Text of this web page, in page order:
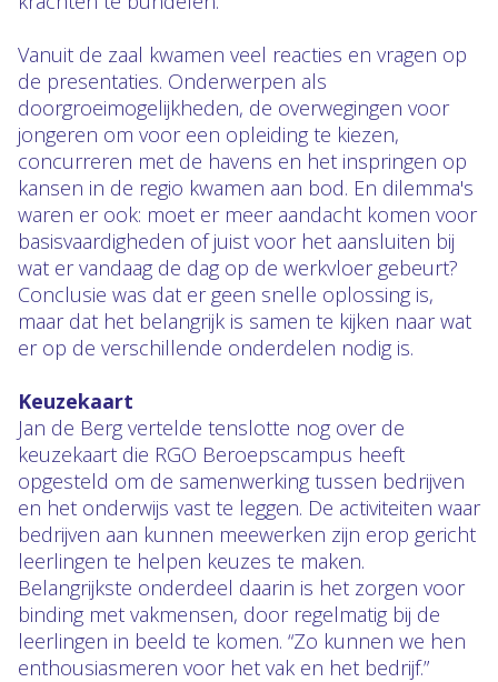
Vanuit de zaal kwamen veel reacties en vragen op
de presentaties. Onderwerpen als
doorgroeimogelijkheden, de overwegingen voor
jongeren om voor een opleiding te kiezen,
concurreren met de havens en het inspringen op
kansen in de regio kwamen aan bod. En dilemma's
waren er ook: moet er meer aandacht komen voor
basisvaardigheden of juist voor het aansluiten bij
wat er vandaag de dag op de werkvloer gebeurt?
Conclusie was dat er geen snelle oplossing is,
maar dat het belangrijk is samen te kijken naar wat
er op de verschillende onderdelen nodig is.
Keuzekaart
Jan de Berg vertelde tenslotte nog over de
keuzekaart die RGO Beroepscampus heeft
opgesteld om de samenwerking tussen bedrijven
en het onderwijs vast te leggen. De activiteiten waar
bedrijven aan kunnen meewerken zijn erop gericht
leerlingen te helpen keuzes te maken.
Belangrijkste onderdeel daarin is het zorgen voor
binding met vakmensen, door regelmatig bij de
leerlingen in beeld te komen. “Zo kunnen we hen
enthousiasmeren voor het vak en het bedrijf.”